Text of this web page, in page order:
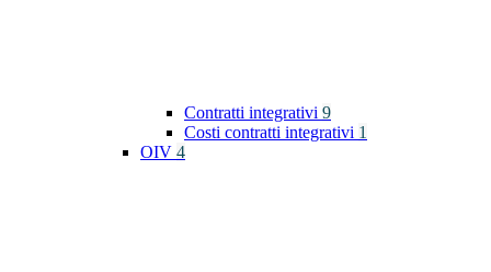
Contratti integrativi 9
Costi contratti integrativi 1
OIV 4